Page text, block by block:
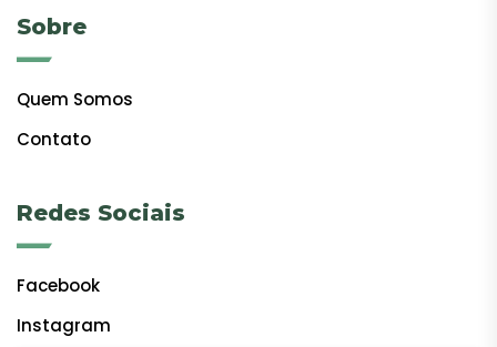
Sobre
Quem Somos
Contato
Redes Sociais
Facebook
Instagram